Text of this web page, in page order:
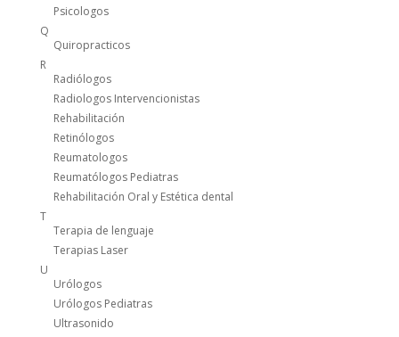
Psicologos
Q
Quiropracticos
R
Radiólogos
Radiologos Intervencionistas
Rehabilitación
Retinólogos
Reumatologos
Reumatólogos Pediatras
Rehabilitación Oral y Estética dental
T
Terapia de lenguaje
Terapias Laser
U
Urólogos
Urólogos Pediatras
Ultrasonido